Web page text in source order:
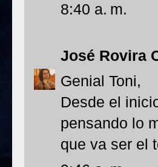
8:40 a. m.
José Rovira
Genial Toni,
Desde el
pensando lo
que va ser el